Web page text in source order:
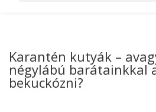
Karantén kutyák –
négylábú barátainkkal
bekuckózni?